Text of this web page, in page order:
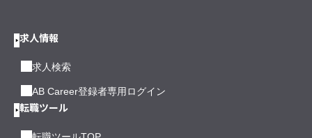
求人情報
求人検索
AB Career登録者専用ログイン
転職ツール